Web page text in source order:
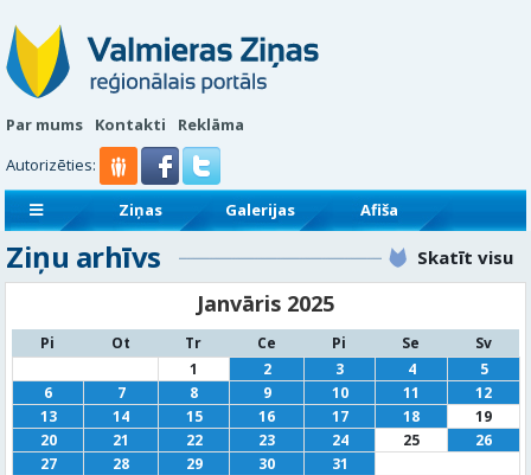
Par mums Kontakti
Reklāma
Autorizēties:
Ziņas Galerijas
Afiša
Sludinājumi
Reklāmraksti
Ziņu arhīvs Skatīt visu
Janvāris 2025
Pi Ot Tr Ce Pi Se
Sv
1
2 3 4
5
6
7 8 9 10 11
12
13
14 15 16 17 18
19
20
21 22 23 24 25
26
27
28 29 30 31